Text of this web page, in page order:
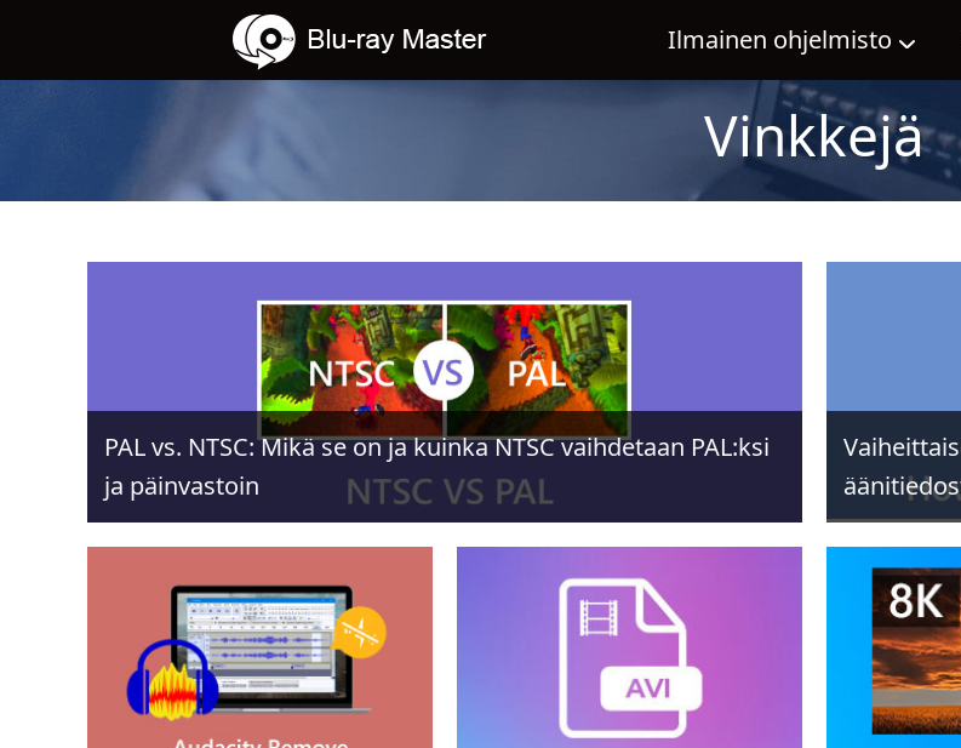
Ilmainen ohjelmisto
Vinkkejä
PAL vs. NTSC: Mikä se on ja kuinka NTSC vaihdetaan PAL:ksi
ja päinvastoin